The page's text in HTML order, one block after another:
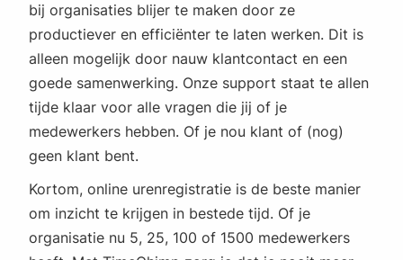
bij organisaties blijer te maken door ze
productiever en efficiënter te laten werken. Dit is
alleen mogelijk door nauw klantcontact en een
goede samenwerking. Onze support staat te allen
tijde klaar voor alle vragen die jij of je
medewerkers hebben. Of je nou klant of (nog)
geen klant bent.
Kortom, online urenregistratie is de beste manier
om inzicht te krijgen in bestede tijd. Of je
organisatie nu 5, 25, 100 of 1500 medewerkers